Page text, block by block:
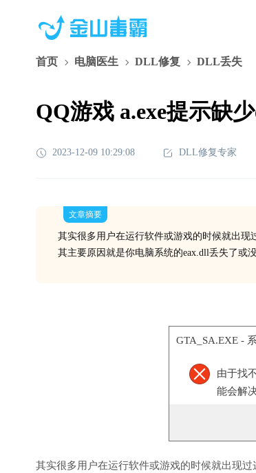
首页 电脑医生 DLL修复 DLL丢失
QQ游戏 a.exe提示缺
2023-12-09 10:29:08 DLL修复专家
文章摘要
其实很多用户在运行软件或游戏的时候就出现
其主要原因就是你电脑系统的eax.dll丢失了或
GTA_SA.EXE -
由于找
能会解
其实很多用户在运行软件或游戏的时候就出现